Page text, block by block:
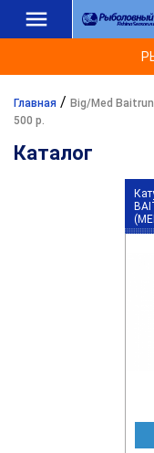
Главная / Big/Med
500 р.
Каталог